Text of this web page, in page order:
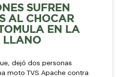
SUFREN
AL CHOCAR
EN LA
LLANO
dejó dos personas
moto TVS Apache contra